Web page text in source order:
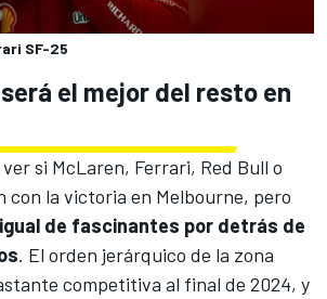
SF-25
el mejor del resto en
si McLaren, Ferrari, Red Bull o
con la victoria en Melbourne, pero
de fascinantes por detrás de
. El orden jerárquico de la zona
competitiva al final de 2024, y